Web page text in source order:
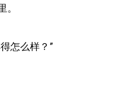
怎么样？”